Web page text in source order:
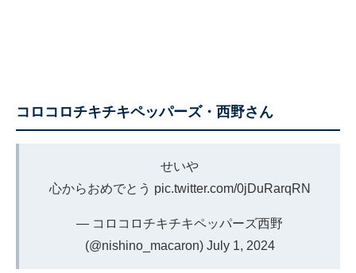
コロコロチキチキペッパーズ・西野さん
せいや
心からおめでとう pic.twitter.com/0jDuRarqRN
— コロコロチキチキペッパーズ西野
(@nishino_macaron) July 1, 2024